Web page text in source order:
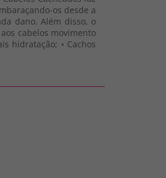
os desde a
dano. Além disso, o
cabelos movimento
hidratação; • Cachos